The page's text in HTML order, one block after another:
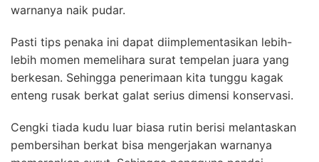
warnanya naik pudar.
Pasti tips penaka ini dapat diimplementasikan lebih-
lebih momen memelihara surat tempelan juara yang
berkesan. Sehingga penerimaan kita tunggu kagak
enteng rusak berkat galat serius dimensi konservasi.
Cengki tiada kudu luar biasa rutin berisi melantaskan
pembersihan berkat bisa mengerjakan warnanya